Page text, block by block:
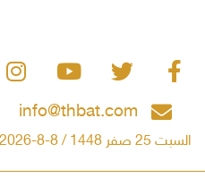
info@thbat.com
السبت 25 صفر 1448 / 8-8-2026